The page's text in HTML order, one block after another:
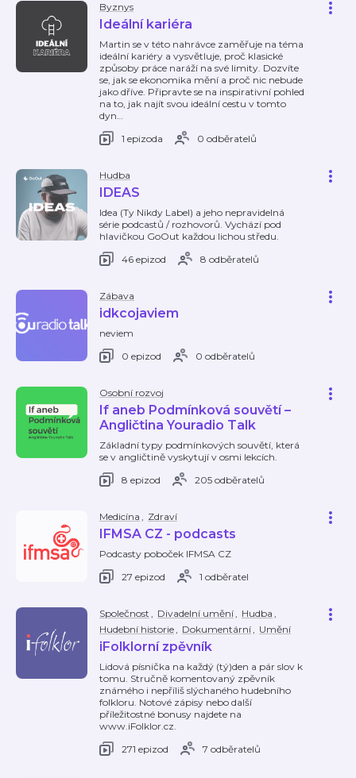
Byznys
Ideální kariéra
Martin se v této nahrávce zaměřuje na téma
ideální kariéry a vysvětluje, proč klasické
způsoby práce naráží na své limity. Dozvíte
se, jak se ekonomika mění a proč nic nebude
jako dříve. Připravte se na inspirativní pohled
na to, jak najít svou ideální cestu v tomto
dyn…
1 epizoda
0 odběratelů
Hudba
IDEAS
Idea (Ty Nikdy Label) a jeho nepravidelná
série podcastů / rozhovorů. Vychází pod
hlavičkou GoOut každou lichou středu.
46 epizod
8 odběratelů
Zábava
idkcojaviem
neviem
0 epizod
0 odběratelů
Osobní rozvoj
If aneb Podmínková souvětí –
Angličtina Youradio Talk
Základní typy podmínkových souvětí, která
se v angličtině vyskytují v osmi lekcích.
8 epizod
205 odběratelů
Medicína , Zdraví
IFMSA CZ - podcasts
Podcasty poboček IFMSA CZ
27 epizod
1 odběratel
Společnost , Divadelní umění, Hudba ,
Hudební historie, Dokumentární, Umění
iFolklorní zpěvník
Lidová písnička na každý (tý)den a pár slov k
tomu. Stručně komentovaný zpěvník
známého i nepříliš slýchaného hudebního
folkloru. Notové zápisy nebo další
příležitostné bonusy najdete na
www.iFolklor.cz.
271 epizod
7 odběratelů